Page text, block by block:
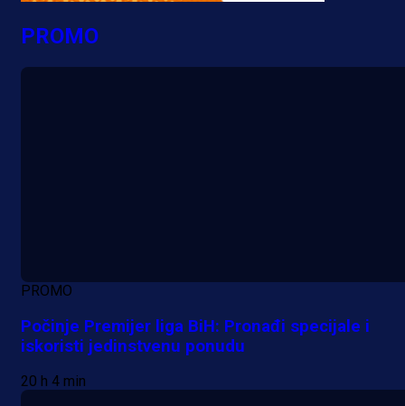
PROMO
PROMO
Počinje Premijer liga BiH: Pronađi specijale i
iskoristi jedinstvenu ponudu
20 h 4 min